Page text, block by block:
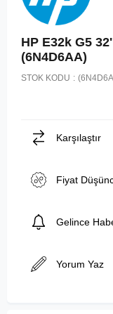
HP E32k G5
(6N4D6AA)
STOK KODU
Karşılaştır
Fiyat
Gelince
Yorum Yaz